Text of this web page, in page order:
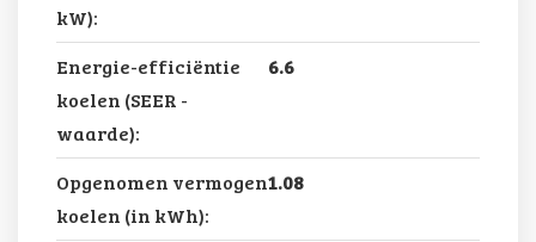
kW):
Energie-efficiëntie
koelen (SEER -
waarde):
6.6
Opgenomen vermogen
koelen (in kWh):
1.08